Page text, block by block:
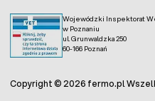
Wojewódzki Inspektorat
w Poznaniu
ul. Grunwaldzka 250
60-166 Poznań
Copyright © 2026 fermo.pl